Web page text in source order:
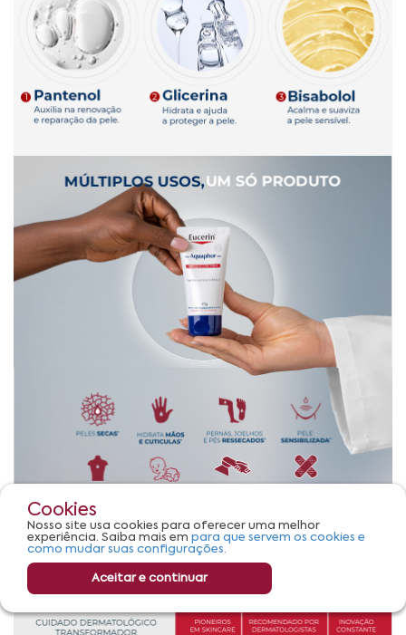
Cookies
Nosso site usa cookies para oferecer uma melhor
experiência. Saiba mais em para que servem os cookies e
como mudar suas configurações.
Aceitar e continuar